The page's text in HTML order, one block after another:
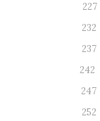
227
232
237
242
247
252